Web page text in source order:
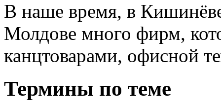
В наше время, в
Молдове много фирм,
канцтоварами, офисной
Термины по теме